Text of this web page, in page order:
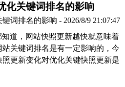
化关键词排名的影响
词排名的影响 - 2026/8/9 21:07:47
道，网站快照更新越快就意味着
关键词排名是有一定影响的，今
更新变化对优化关键快照更新是